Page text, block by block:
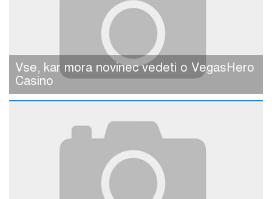
Vse, kar mora novinec vedeti o VegasHero
Casino